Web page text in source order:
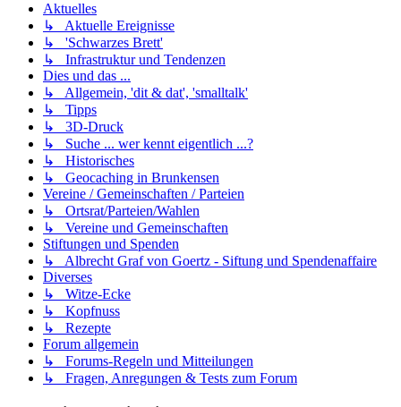
Aktuelles
↳ Aktuelle Ereignisse
↳ 'Schwarzes Brett'
↳ Infrastruktur und Tendenzen
Dies und das ...
↳ Allgemein, 'dit & dat', 'smalltalk'
↳ Tipps
↳ 3D-Druck
↳ Suche ... wer kennt eigentlich ...?
↳ Historisches
↳ Geocaching in Brunkensen
Vereine / Gemeinschaften / Parteien
↳ Ortsrat/Parteien/Wahlen
↳ Vereine und Gemeinschaften
Stiftungen und Spenden
↳ Albrecht Graf von Goertz - Siftung und Spendenaffaire
Diverses
↳ Witze-Ecke
↳ Kopfnuss
↳ Rezepte
Forum allgemein
↳ Forums-Regeln und Mitteilungen
↳ Fragen, Anregungen & Tests zum Forum